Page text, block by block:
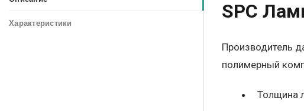
Характеристики
SPC
Производитель
полимерный
Толщина